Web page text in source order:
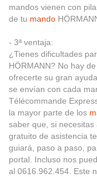
mandos vienen con
de tu mando
- 3ª ventaja:
¿Tienes dificultades
HÖRMANN? No hay
ofrecerte su gran
se envían con cada
Télécommande
la mayor parte de los
saber que, si
gratuito de asistencia
guiará, paso a paso,
portal. Incluso nos
al 0616.962.454. Este